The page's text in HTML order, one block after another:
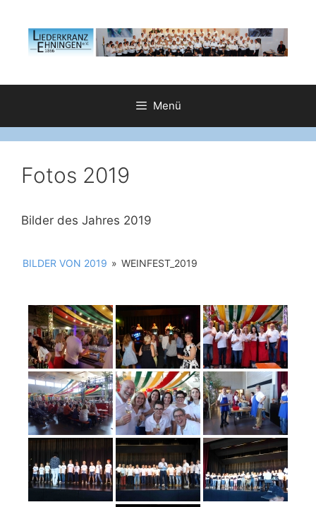
Inhalt
springen
Menü
Fotos 2019
Bilder des Jahres 2019
BILDER VON 2019 » WEINFEST_2019